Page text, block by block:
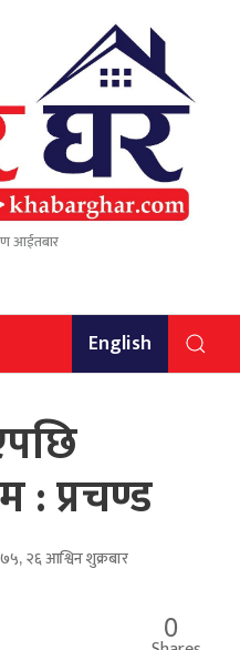
आईतबार
English
: प्रचण्ड
२६ आश्विन शुक्रबार
0